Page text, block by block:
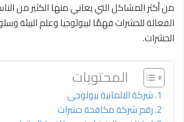
من أكثر المشاكل التي يعاني منها الكثير من
الفعالة للحشرات فهمًا لبيولوجيا وعلم البيئة
الحشرات.
المحتويات
شركة الالمانية بيولوجى
رقم شركة مكافحة حشرات